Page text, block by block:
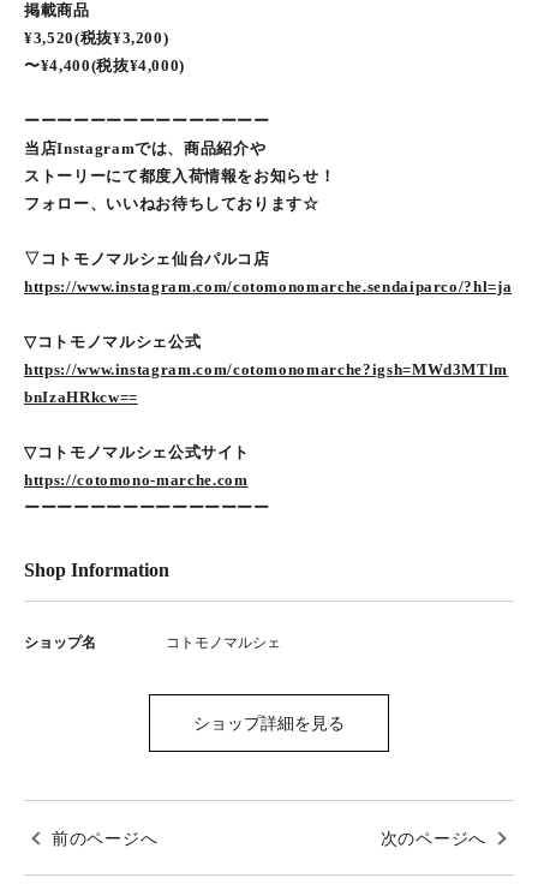
掲載商品
¥3,520(税抜¥3,200)
〜¥4,400(税抜¥4,000)
ーーーーーーーーーーーーーーー
当店Instagramでは、商品紹介や
ストーリーにて都度入荷情報をお知らせ！
フォロー、いいねお待ちしております☆
▽コトモノマルシェ仙台パルコ店
https://www.instagram.com/cotomonomarche.sendaiparco/?hl=ja
▽コトモノマルシェ公式
https://www.instagram.com/cotomonomarche?igsh=MWd3MTlm
bnIzaHRkcw==
▽コトモノマルシェ公式サイト
https://cotomono-marche.com
ーーーーーーーーーーーーーーー
Shop Information
ショップ名 コトモノマルシェ
ショップ詳細を見る
前のページへ 次のページへ